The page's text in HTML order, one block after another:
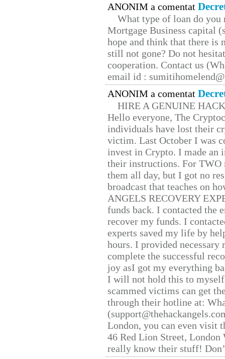
ANONIM a comentat
What type of loan do you
Mortgage Business capital
hope and think that there is
still not gone? Do not
cooperation. Contact us
email id :
ANONIM a comentat
HIRE A GENUINE
Hello everyone, The
individuals have lost their
victim. Last October I was
invest in Crypto. I made
their instructions. For TWO
them all day, but I got no
broadcast that teaches on
ANGELS RECOVERY
funds back. I contacted the
recover my funds. I
experts saved my life by
hours. I provided
complete the successful
joy asI got my everything
I will not hold this to
scammed victims can get
through their hotline at:
London, you can even visit
46 Red Lion Street, London
really know their stuff!